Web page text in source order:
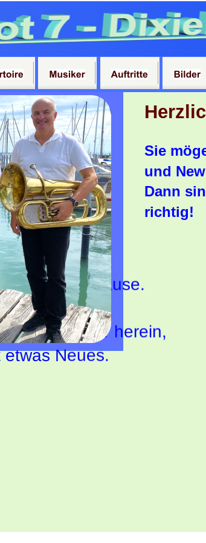
Sie
und
Dann
richtig!
Urlaubspause.
wieder hier herein,